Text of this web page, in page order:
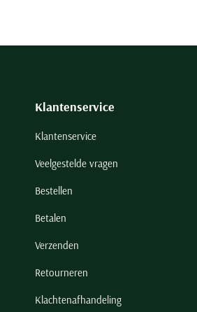
Klantenservice
Klantenservice
Veelgestelde vragen
Bestellen
Betalen
Verzenden
Retourneren
Klachtenafhandeling